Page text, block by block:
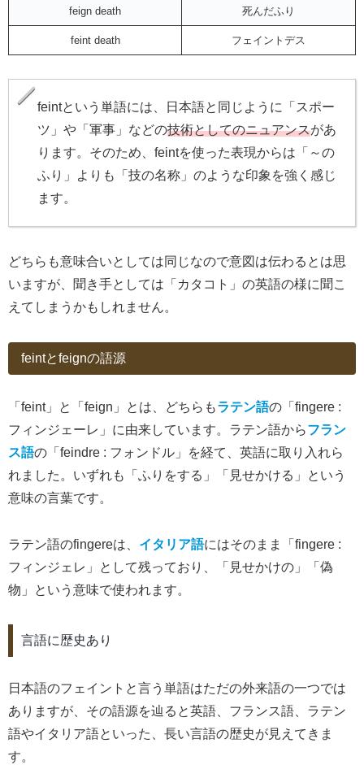
feign death 死んだふり
feint death フェイントデス
feintという単語には、日本語と同じように「スポー
ツ」や「軍事」などの技術としてのニュアンスがあ
ります。そのため、feintを使った表現からは「～の
ふり」よりも「技の名称」のような印象を強く感じ
ます。
どちらも意味合いとしては同じなので意図は伝わるとは思
いますが、聞き手としては「カタコト」の英語の様に聞こ
えてしまうかもしれません。
feintとfeignの語源
「feint」と「feign」とは、どちらもラテン語の「fingere :
フィンジェーレ」に由来しています。ラテン語からフラン
ス語の「feindre : フォンドル」を経て、英語に取り入れら
れました。いずれも「ふりをする」「見せかける」という
意味の言葉です。
ラテン語のfingereは、 イタリア語にはそのまま「fingere :
フィンジェレ」として残っており、「見せかけの」「偽
物」という意味で使われます。
言語に歴史あり
日本語のフェイントと言う単語はただの外来語の一つでは
ありますが、その語源を辿ると英語、フランス語、ラテン
語やイタリア語といった、長い言語の歴史が見えてきま
す。